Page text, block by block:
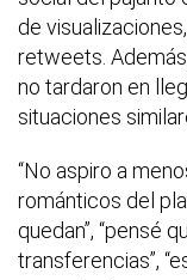
de
retweets.
no tardaron en
situaciones
“No aspiro a
románticos del
quedan”, “pensé
transferencias”,